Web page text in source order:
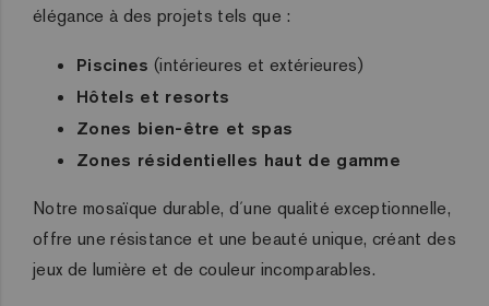
élégance à des projets tels que :
Piscines (intérieures et extérieures)
Hôtels et resorts
Zones bien-être et spas
Zones résidentielles haut de gamme
Notre mosaïque durable, d´une qualité exceptionnelle,
offre une résistance et une beauté unique, créant des
jeux de lumière et de couleur incomparables.